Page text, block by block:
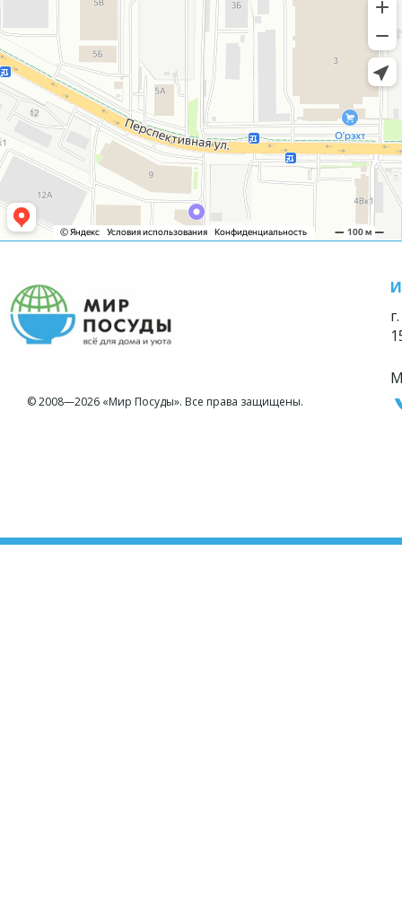
© 2008—2026 «Мир Посуды». Все права защищены.